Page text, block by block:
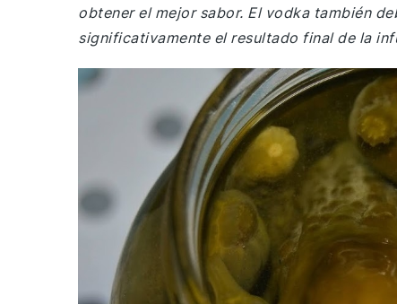
obtener el mejor sabor. El vodka también
significativamente el resultado final de la